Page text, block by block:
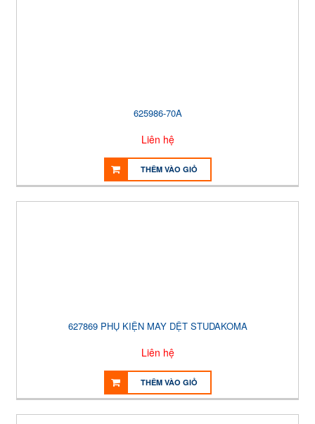
625986-70A
Liên hệ
THÊM VÀO GIỎ
627869 PHỤ KIỆN MAY DỆT STUDAKOMA
Liên hệ
THÊM VÀO GIỎ